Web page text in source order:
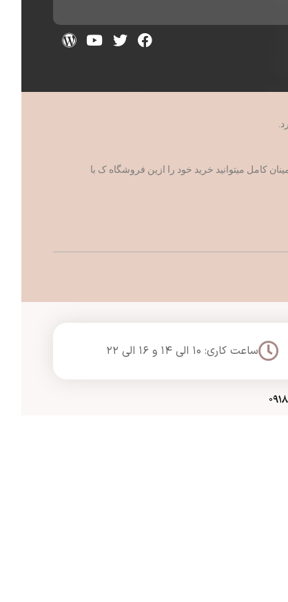
کامل میتوانید خرید خود را ازین فروشگاه ک با
ساعت کاری: ۱۰ الی ۱۴ و ۱۶ الی ۲۲